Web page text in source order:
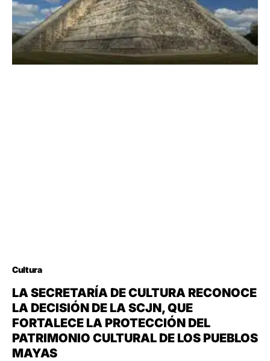
Cultura
LA SECRETARÍA DE CULTURA RECONOCE
LA DECISIÓN DE LA SCJN, QUE
FORTALECE LA PROTECCIÓN DEL
PATRIMONIO CULTURAL DE LOS PUEBLOS
MAYAS